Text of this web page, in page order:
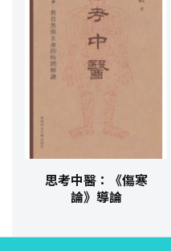
思考中醫：《傷寒
論》導論